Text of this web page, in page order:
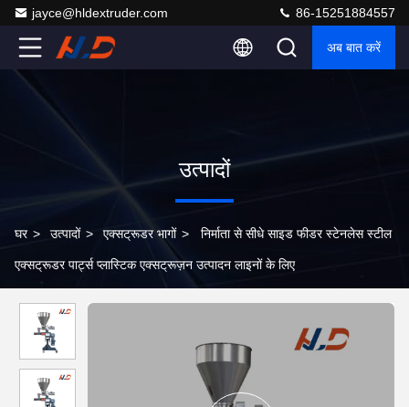
jayce@hldextruder.com 86-15251884557
अब बात करें
उत्पादों
घर > उत्पादों > एक्सट्रूडर भागों > निर्माता से सीधे साइड फीडर स्टेनलेस स्टील
एक्सट्रूडर पार्ट्स प्लास्टिक एक्सट्रूज़न उत्पादन लाइनों के लिए